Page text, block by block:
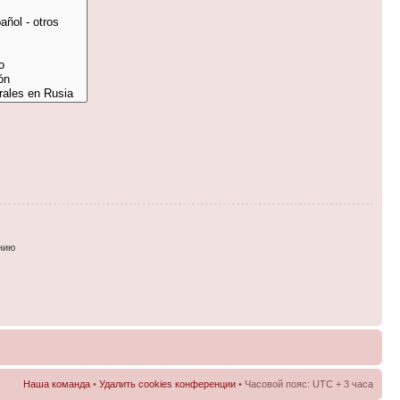
Наша команда • Удалить cookies конференции • Часовой пояс: UTC + 3 часа